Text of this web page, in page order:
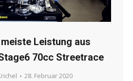
Leistung aus
70cc Streetrace
28. Februar 2020